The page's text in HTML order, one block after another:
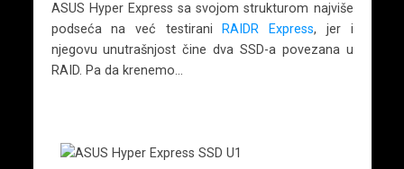
ASUS Hyper Express sa svojom strukturom najviše
podseća na već testirani
RAIDR Express, jer i
njegovu unutrašnjost čine dva SSD-a povezana u
RAID. Pa da krenemo…